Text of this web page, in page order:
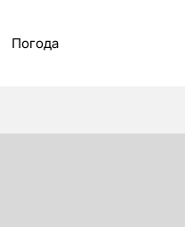
Погода